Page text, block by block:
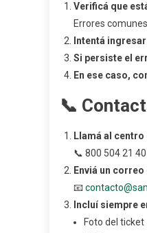
Verificá que
Errores
Intentá
Si persiste el
En ese caso,
📞
Llamá al
📞 800 504 21 40
Enviá un
📧
Incluí siempre
Foto del ticket